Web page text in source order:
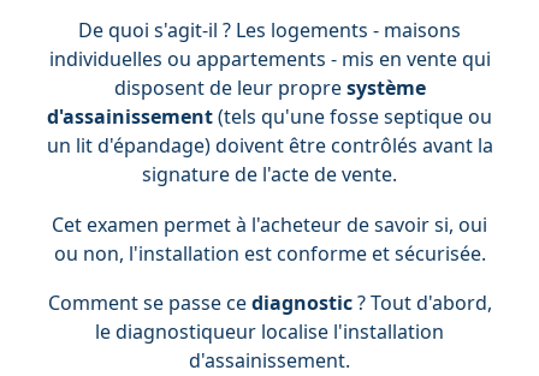
De quoi s'agit-il ? Les logements - maisons
individuelles ou appartements - mis en vente qui
disposent de leur propresystème
d'assainissement(tels qu'une fosse septique ou
un lit d'épandage) doivent être contrôlés avant la
signature de l'acte de vente.
Cet examen permet à l'acheteur de savoir si, oui
ou non, l'installation est conforme et sécurisée.
Comment se passe cediagnostic? Tout d'abord,
le diagnostiqueur localise l'installation
d'assainissement.